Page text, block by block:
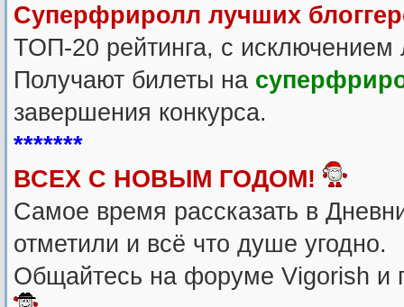
Cуперфриролл лучших
ТОП-20 рейтинга, с исключением
Получают билеты на
завершения конкурса.
*******
ВСЕХ С НОВЫМ ГОДОМ!
Самое время рассказать в
отметили и всё что душе угодно.
Общайтесь на форуме Vigorish и